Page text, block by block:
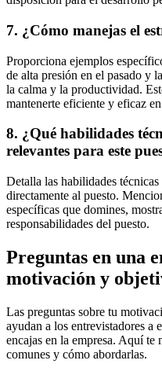
7. ¿Cómo manejas el
Proporciona ejemplos
de alta presión en el pasado y
la calma y la productividad.
mantenerte eficiente y eficaz
8. ¿Qué habilidades
relevantes para este
Detalla las habilidades
directamente al puesto.
específicas que domines,
responsabilidades del puesto.
Preguntas en una
motivación y
Las preguntas sobre tu
ayudan a los entrevistadores a
encajas en la empresa. Aquí te
comunes y cómo abordarlas.